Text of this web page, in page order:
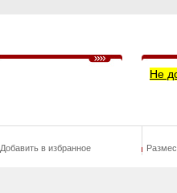
Не
Добавить в избранное